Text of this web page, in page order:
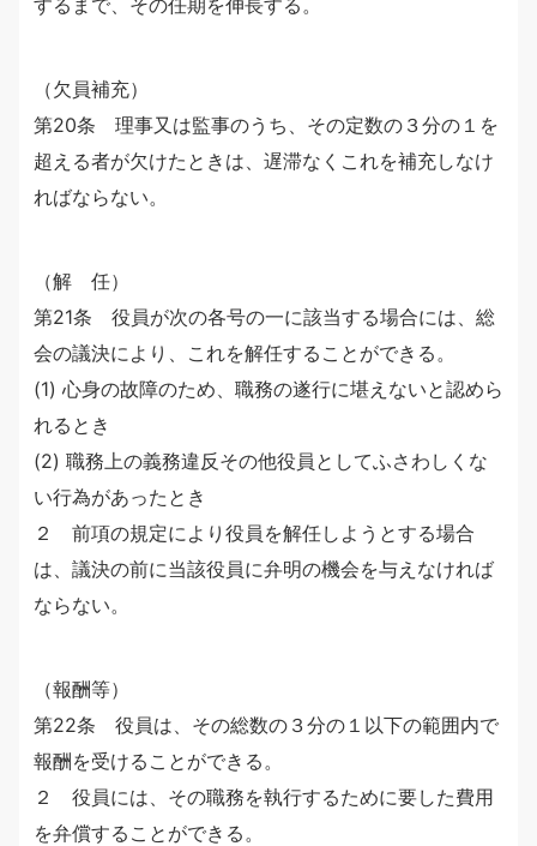
するまで、その任期を伸長する。
（欠員補充）
第20条 理事又は監事のうち、その定数の３分の１を
超える者が欠けたときは、遅滞なくこれを補充しなけ
ればならない。
（解 任）
第21条 役員が次の各号の一に該当する場合には、総
会の議決により、これを解任することができる。
(1) 心身の故障のため、職務の遂行に堪えないと認めら
れるとき
(2) 職務上の義務違反その他役員としてふさわしくな
い行為があったとき
２ 前項の規定により役員を解任しようとする場合
は、議決の前に当該役員に弁明の機会を与えなければ
ならない。
（報酬等）
第22条 役員は、その総数の３分の１以下の範囲内で
報酬を受けることができる。
２ 役員には、その職務を執行するために要した費用
を弁償することができる。